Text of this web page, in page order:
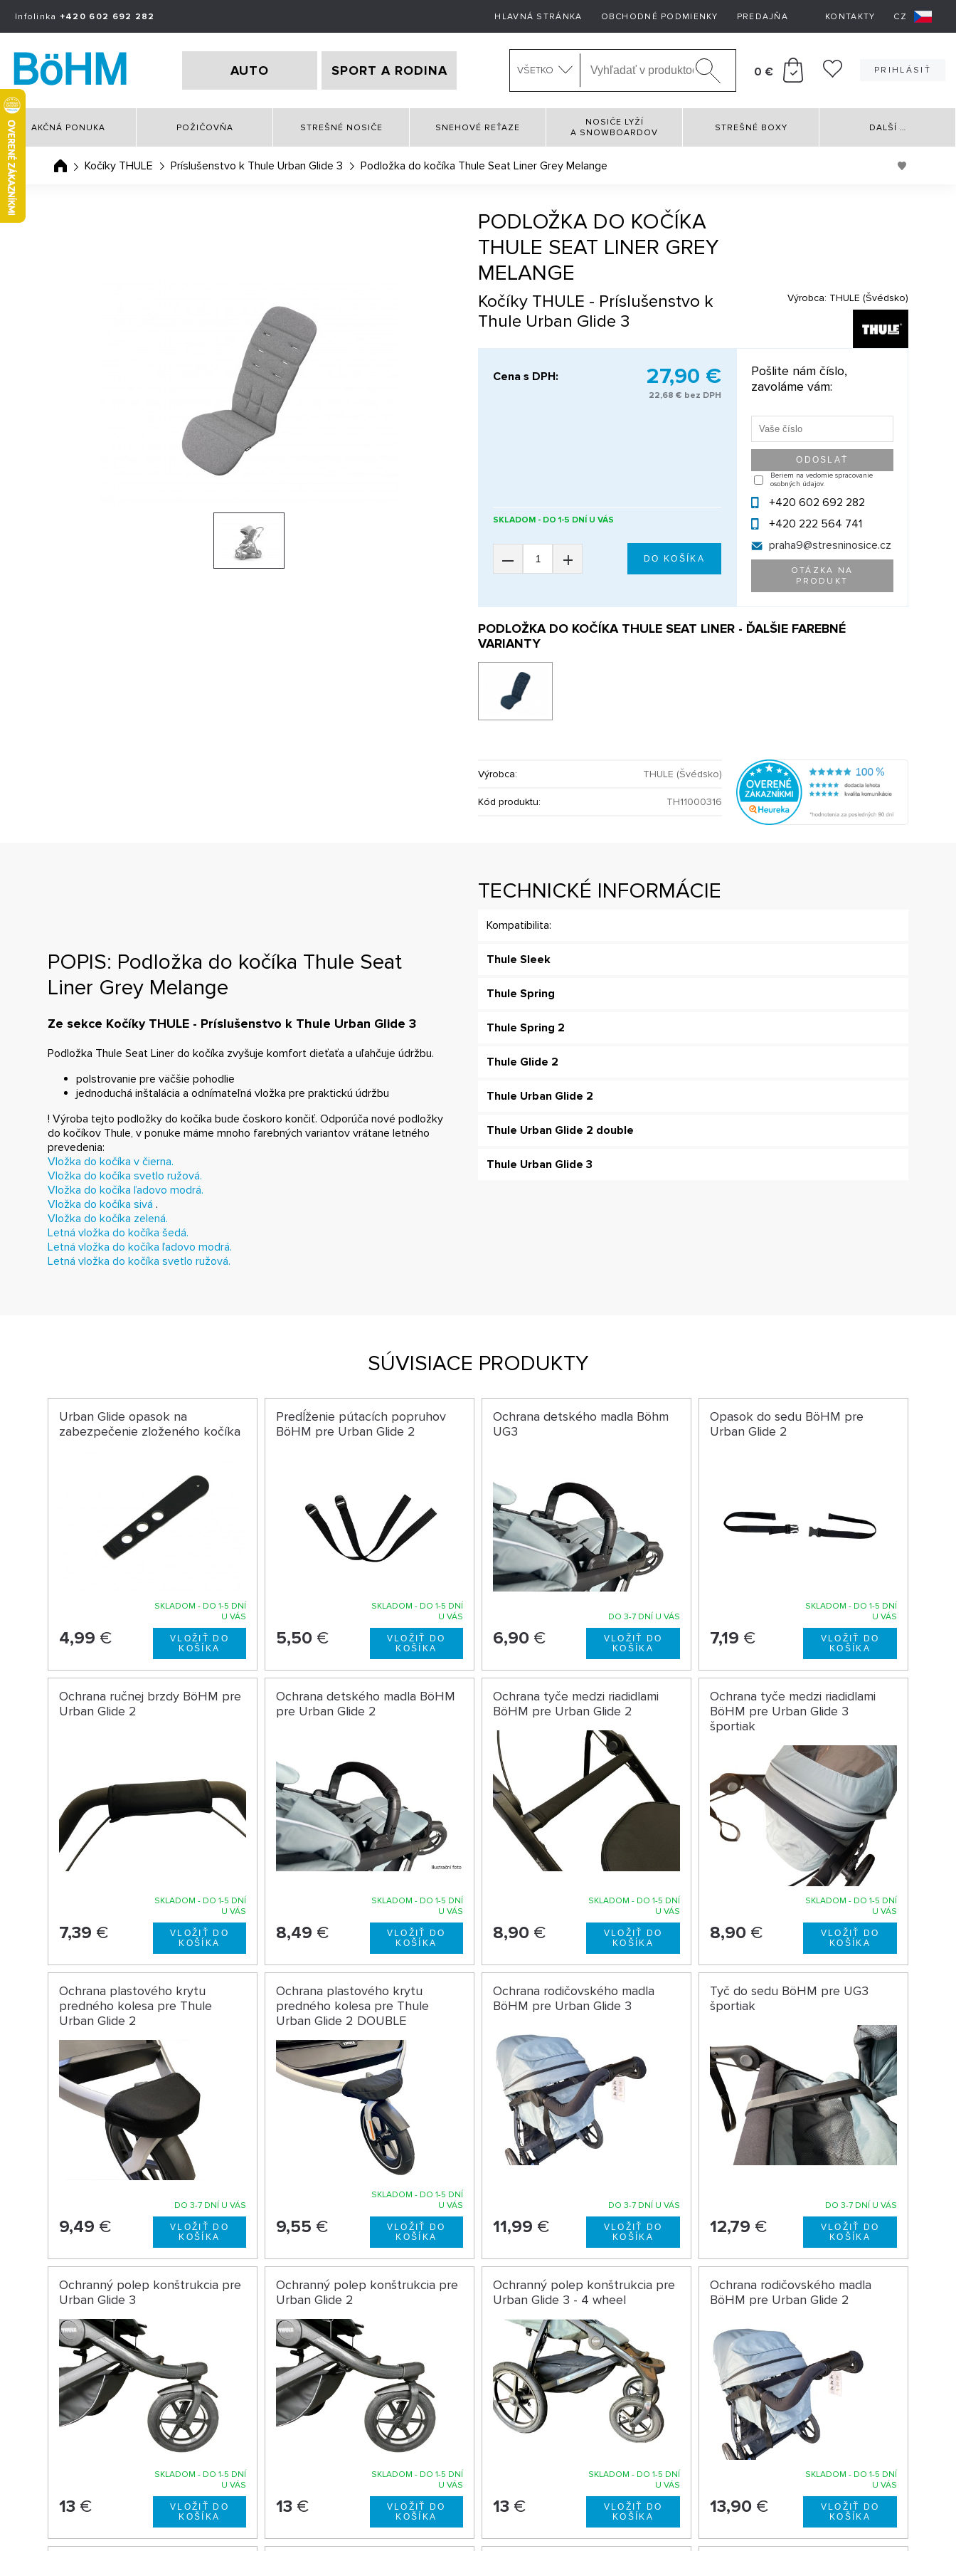
Infolinka +420 602 692 282 HLAVNÁ STRÁNKA OBCHODNÉ PODMIENKY PREDAJŇA KONTAKTY CZ
AUTO SPORT A RODINA VŠETKO 0 € PRIHLÁSIŤ
AKČNÁ PONUKA POŽIČOVŇA STREŠNÉ NOSIČE SNEHOVÉ REŤAZE
NOSIČE LYŽÍ
A SNOWBOARDOV
STREŠNÉ BOXY DALŠÍ …
Kočíky THULE Príslušenstvo k Thule Urban Glide 3 Podložka do kočíka Thule Seat Liner Grey Melange
PODLOŽKA DO KOČÍKA
THULE SEAT LINER GREY
MELANGE
Kočíky THULE - Príslušenstvo k
Thule Urban Glide 3
Výrobca: THULE (Švédsko)
Cena s DPH: 27,90 €
22,68 € bez DPH
SKLADOM - DO 1-5 DNÍ U VÁS
– +
Pošlite nám číslo,
zavoláme vám:
Beriem na vedomie spracovanie
osobných údajov.
+420 602 692 282
+420 222 564 741
praha9@stresninosice.cz
OTÁZKA NA
PRODUKT
PODLOŽKA DO KOČÍKA THULE SEAT LINER - ĎALŠIE FAREBNÉ
VARIANTY
Výrobca: THULE (Švédsko)
Kód produktu: TH11000316
POPIS: Podložka do kočíka Thule Seat
Liner Grey Melange
Ze sekce Kočíky THULE - Príslušenstvo k Thule Urban Glide 3
Podložka Thule Seat Liner do kočíka zvyšuje komfort dieťaťa a uľahčuje údržbu.
polstrovanie pre väčšie pohodlie
jednoduchá inštalácia a odnímateľná vložka pre praktickú údržbu
! Výroba tejto podložky do kočíka bude čoskoro končiť. Odporúča nové podložky
do kočíkov Thule, v ponuke máme mnoho farebných variantov vrátane letného
prevedenia:
Vložka do kočíka v čierna.
Vložka do kočíka svetlo ružová.
Vložka do kočíka ľadovo modrá.
Vložka do kočíka sivá .
Vložka do kočíka zelená.
Letná vložka do kočíka šedá.
Letná vložka do kočíka ľadovo modrá.
Letná vložka do kočíka svetlo ružová.
TECHNICKÉ INFORMÁCIE
Kompatibilita:
Thule Sleek
Thule Spring
Thule Spring 2
Thule Glide 2
Thule Urban Glide 2
Thule Urban Glide 2 double
Thule Urban Glide 3
SÚVISIACE PRODUKTY
Urban Glide opasok na
zabezpečenie zloženého kočíka
SKLADOM - DO 1-5 DNÍ
U VÁS
4,99 €
Predĺženie pútacích popruhov
BöHM pre Urban Glide 2
SKLADOM - DO 1-5 DNÍ
U VÁS
5,50 €
Ochrana detského madla Böhm
UG3
DO 3-7 DNÍ U VÁS
6,90€
Opasok do sedu BöHM pre
Urban Glide 2
SKLADOM - DO 1-5 DNÍ
U VÁS
7,19 €
Ochrana ručnej brzdy BöHM pre
Urban Glide 2
SKLADOM - DO 1-5 DNÍ
U VÁS
7,39 €
Ochrana detského madla BöHM
pre Urban Glide 2
SKLADOM - DO 1-5 DNÍ
U VÁS
8,49 €
Ochrana tyče medzi riadidlami
BöHM pre Urban Glide 2
SKLADOM - DO 1-5 DNÍ
U VÁS
8,90€
Ochrana tyče medzi riadidlami
BöHM pre Urban Glide 3
športiak
SKLADOM - DO 1-5 DNÍ
U VÁS
8,90€
Ochrana plastového krytu
predného kolesa pre Thule
Urban Glide 2
DO 3-7 DNÍ U VÁS
9,49 €
Ochrana plastového krytu
predného kolesa pre Thule
Urban Glide 2 DOUBLE
SKLADOM - DO 1-5 DNÍ
U VÁS
9,55 €
Ochrana rodičovského madla
BöHM pre Urban Glide 3
DO 3-7 DNÍ U VÁS
11,99 €
Tyč do sedu BöHM pre UG3
športiak
DO 3-7 DNÍ U VÁS
12,79 €
Ochranný polep konštrukcia pre
Urban Glide 3
SKLADOM - DO 1-5 DNÍ
U VÁS
13 €
Ochranný polep konštrukcia pre
Urban Glide 2
SKLADOM - DO 1-5 DNÍ
U VÁS
13 €
Ochranný polep konštrukcia pre
Urban Glide 3 - 4 wheel
SKLADOM - DO 1-5 DNÍ
U VÁS
13€
Ochrana rodičovského madla
BöHM pre Urban Glide 2
SKLADOM - DO 1-5 DNÍ
U VÁS
13,90€